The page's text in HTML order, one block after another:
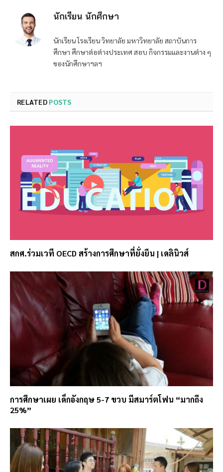
นักเรียน นักศึกษา
นักเรียน โรงเรียน วิทยาลัย มหาวิทยาลัย สถาบันการ
ศึกษา ศึกษาต่อต่างประเทศ สอบ กิจกรรมและงานต่าง ๆ
ของนักศึกษาฯลฯ
RELATED POSTS
สกศ.ร่วมเวที OECD สร้างการศึกษาที่ยั่งยืน | เดลินิวส์
การศึกษาเผย เด็กอังกฤษ 5-7 ขวบ มีสมาร์ตโฟน “มากถึง
25%”